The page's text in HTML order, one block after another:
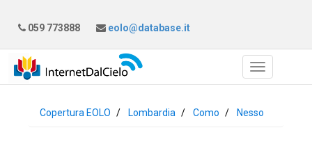
059 773888 eolo@database.it
Copertura EOLO Lombardia Como Nesso